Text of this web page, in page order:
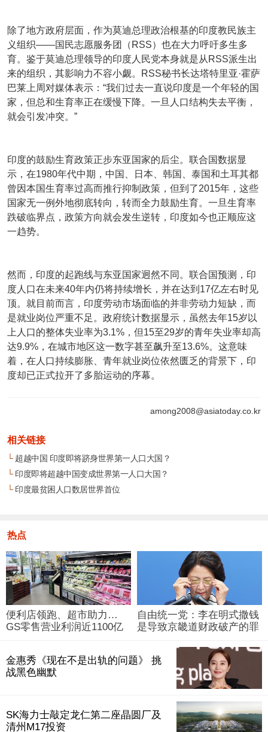
除了地方政府层面，作为莫迪总理政治根基的印度教民族主
义组织——国民志愿服务团（RSS）也在大力呼吁多生多
育。鉴于莫迪总理领导的印度人民党本身就是从RSS派生出
来的组织，其影响力不容小觑。RSS秘书长达塔特里亚·霍萨
巴莱上周对媒体表示：“我们过去一直说印度是一个年轻的国
家，但总和生育率正在缓慢下降。一旦人口结构失去平衡，
就会引发冲突。”
印度的鼓励生育政策正步东亚国家的后尘。联合国数据显
示，在1980年代中期，中国、日本、韩国、泰国和土耳其都
曾因本国生育率过高而推行抑制政策，但到了2015年，这些
国家无一例外地彻底转向，转而全力鼓励生育。一旦生育率
跌破临界点，政策方向就会发生逆转，印度如今也正顺应这
一趋势。
然而，印度的起跑线与东亚国家迥然不同。联合国预测，印
度人口在未来40年内仍将持续增长，并在达到17亿左右时见
顶。就目前而言，印度劳动市场面临的并非劳动力短缺，而
是就业岗位严重不足。政府统计数据显示，虽然去年15岁以
上人口的整体失业率为3.1%，但15至29岁的青年失业率却高
达9.9%，在城市地区这一数字甚至飙升至13.6%。这意味
着，在人口持续膨胀、青年就业岗位依然匮乏的背景下，印
度却已正式拉开了多胎运动的序幕。
among2008@asiatoday.co.kr
相关链接
└超越中国 印度即将跻身世界第一人口大国？
└印度即将超越中国变成世界第一人口大国？
└印度最贫困人口数居世界首位
热点
便利店领跑、超市助力…
GS零售营业利润近1100亿
自由统一党：李在明式撒钱
是导致京畿道财政破产的罪
金惠秀《现在不是出轨的问题》 挑
战黑色幽默
SK海力士敲定龙仁第二座晶圆厂及
清州M17投资